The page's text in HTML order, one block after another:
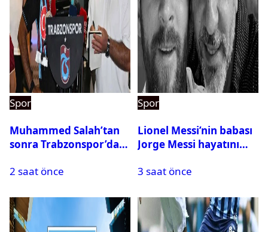
Spor
Muhammed Salah’tan
sonra Trabzonspor’dan
2 saat önce
Spor
Lionel Messi’nin babası
Jorge Messi hayatını
3 saat önce